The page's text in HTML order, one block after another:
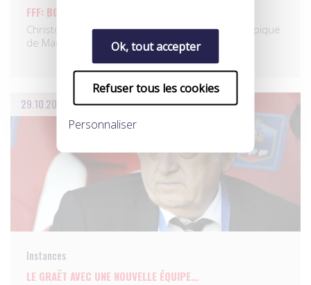
Ok, tout accepter
Refuser tous les cookies
Personnaliser
FFF: BOUCHET SE RETIRE!
Christophe Bouchet (ancien président de l’Olympique
de Marseille) a…
29.10.2012
Instances
LE GRAËT AVEC UNE NOUVELLE ÉQUIPE…